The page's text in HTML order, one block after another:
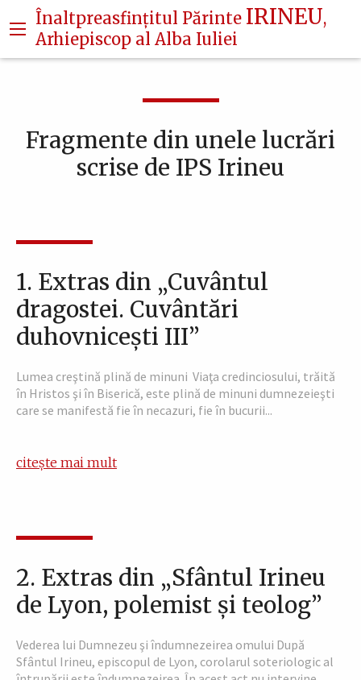
Mergi
la
conţinutul
Navigare
principală
Înaltpreasfințitul Părinte IRINEU,
Arhiepiscop al Alba Iuliei
Fragmente din unele lucrări
scrise de IPS Irineu
1. Extras din „Cuvântul
dragostei. Cuvântări
duhovniceşti III”
Lumea creştină plină de minuni Viaţa credinciosului, trăită
în Hristos şi în Biserică, este plină de minuni dumnezeieşti
care se manifestă fie în necazuri, fie în bucurii...
citește mai mult
2. Extras din „Sfântul Irineu
de Lyon, polemist şi teolog”
Vederea lui Dumnezeu şi îndumnezeirea omului După
Sfântul Irineu, episcopul de Lyon, corolarul soteriologic al